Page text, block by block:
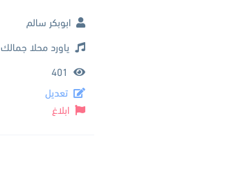
ابوبكر سالم
ياورد محلا جمالك
401
تعديل
ابلاغ